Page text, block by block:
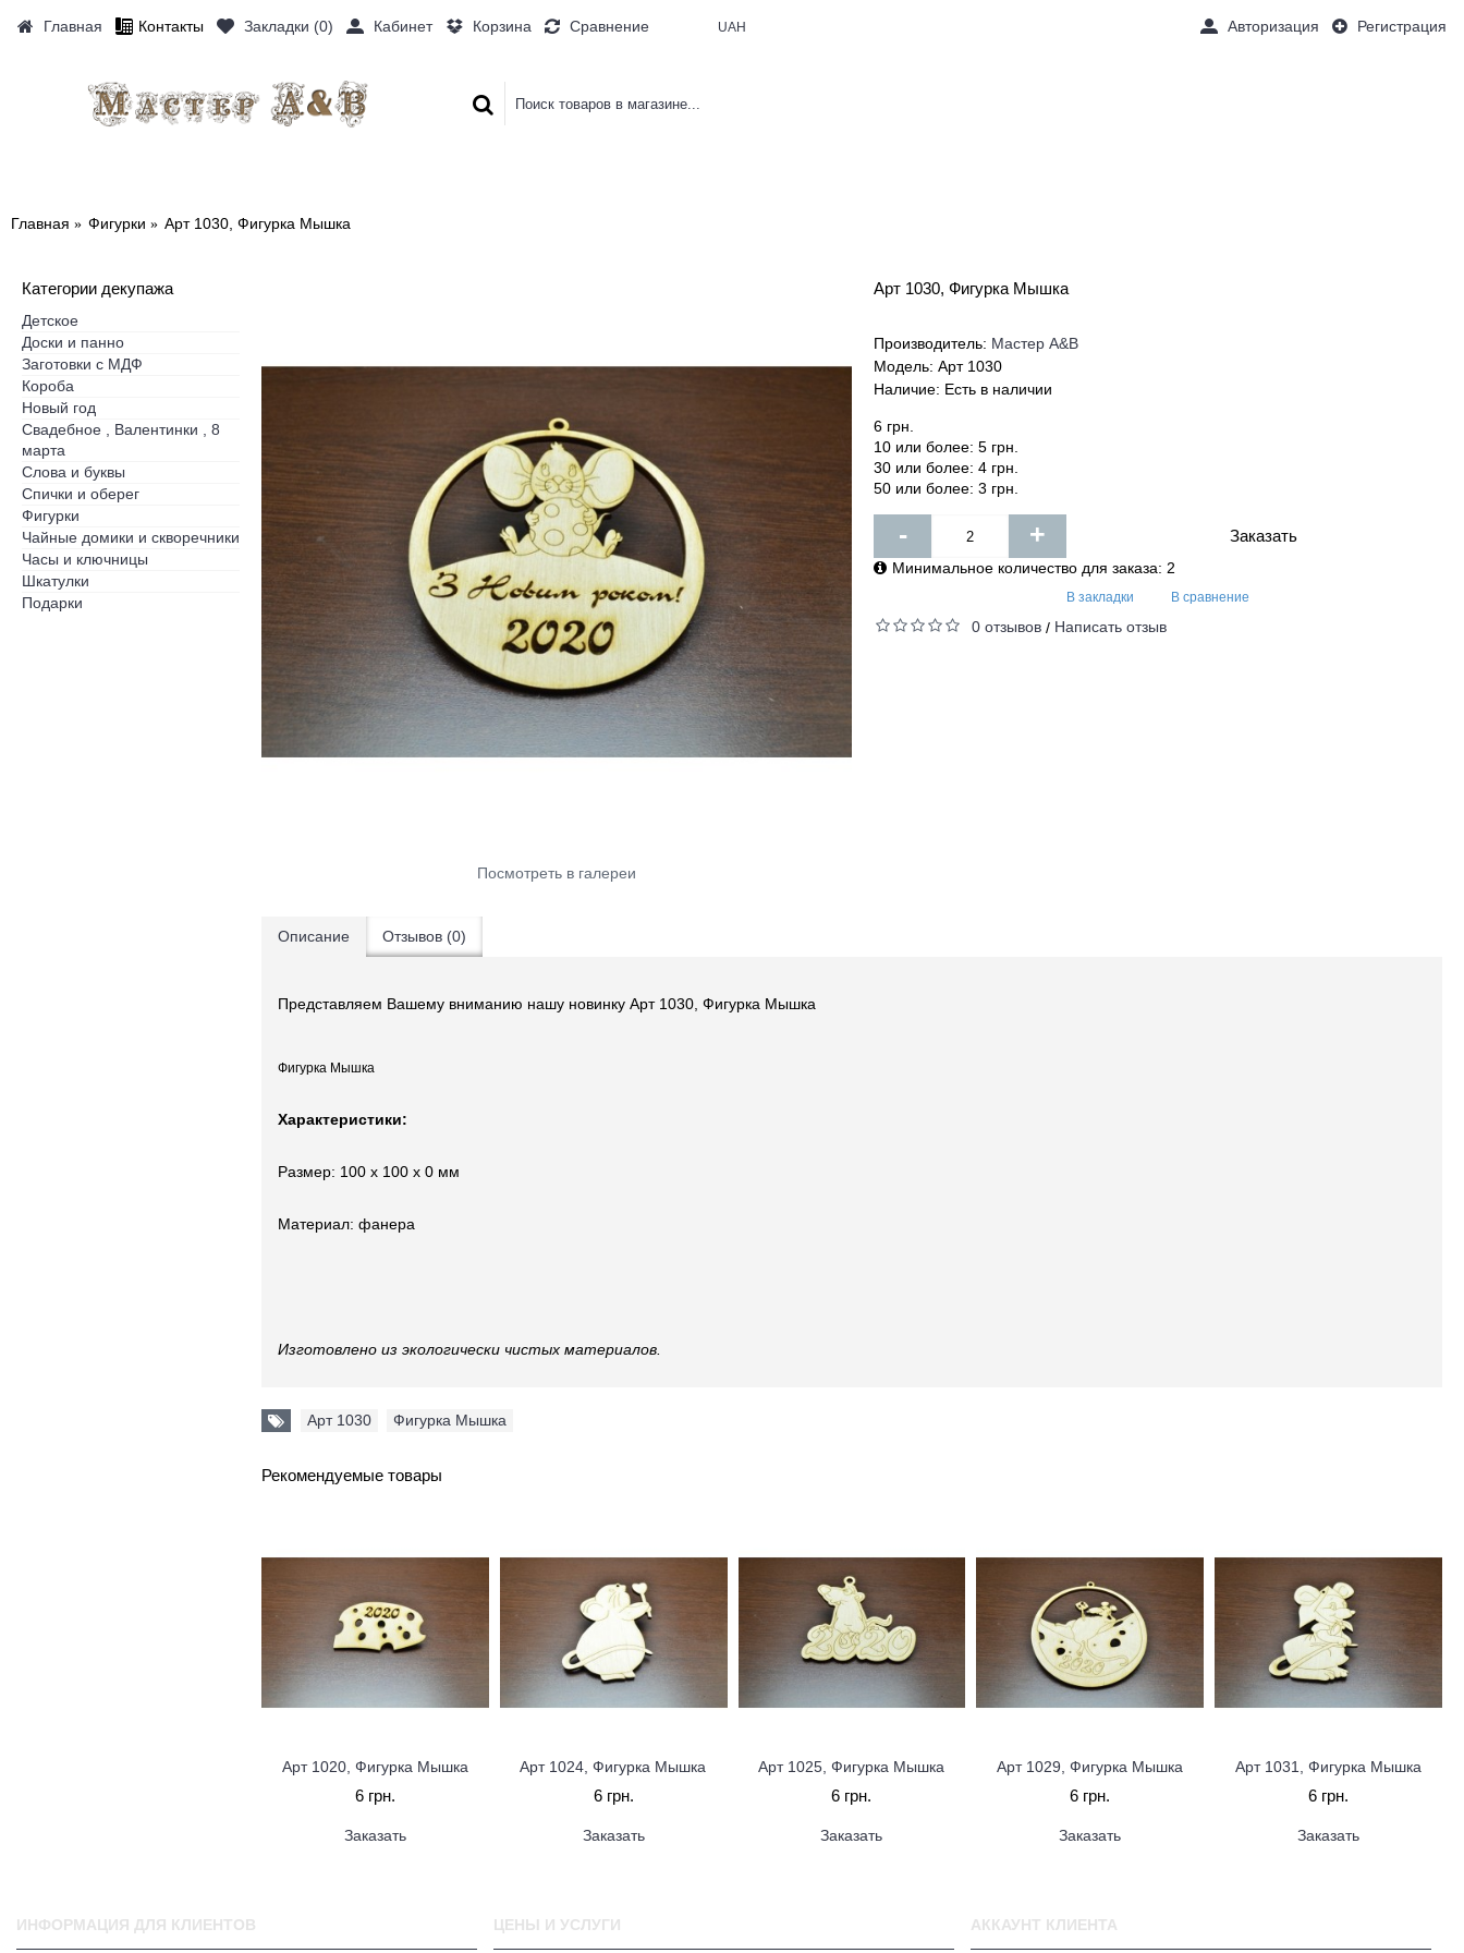
Главная Контакты Закладки (0) Кабинет Корзина Сравнение UAH Авторизация Регистрация
Главная Фигурки Арт 1030, Фигурка Мышка
Категории декупажа
Детское
Доски и панно
Заготовки с МДФ
Короба
Новый год
Свадебное , Валентинки , 8
марта
Слова и буквы
Спички и оберег
Фигурки
Чайные домики и скворечники
Часы и ключницы
Шкатулки
Подарки
Посмотреть в галереи
Арт 1030, Фигурка Мышка
Производитель: Мастер А&В
Модель: Арт 1030
Наличие: Есть в наличии
6 грн.
10 или более: 5 грн.
30 или более: 4 грн.
50 или более: 3 грн.
- + Заказать
Минимальное количество для заказа: 2
В закладки В сравнение
0 отзывов / Написать отзыв
Описание Отзывов (0)
Представляем Вашему вниманию нашу новинку Арт 1030, Фигурка Мышка
Фигурка Мышка
Характеристики:
Размер: 100 x 100 x 0 мм
Материал: фанера
Изготовлено из экологически чистых материалов.
Арт 1030 Фигурка Мышка
Рекомендуемые товары
Арт 1020, Фигурка Мышка
6 грн.
Заказать
Арт 1024, Фигурка Мышка
6 грн.
Заказать
Арт 1025, Фигурка Мышка
6 грн.
Заказать
Арт 1029, Фигурка Мышка
6 грн.
Заказать
Арт 1031, Фигурка Мышка
6 грн.
Заказать
ИНФОРМАЦИЯ ДЛЯ КЛИЕНТОВ ЦЕНЫ И УСЛУГИ АККАУНТ КЛИЕНТА